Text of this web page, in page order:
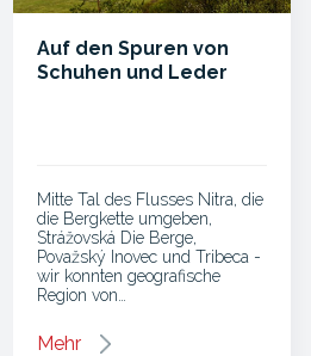
Auf den Spuren von
Schuhen und Leder
Mitte Tal des Flusses Nitra, die
die Bergkette umgeben,
Strážovská Die Berge,
Považský Inovec und Tribeca -
wir konnten geografische
Region von…
Mehr